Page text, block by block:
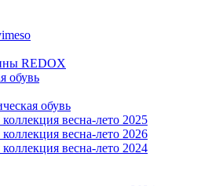
REDOX
обувь
обувь
весна-лето 2025
весна-лето 2026
весна-лето 2024